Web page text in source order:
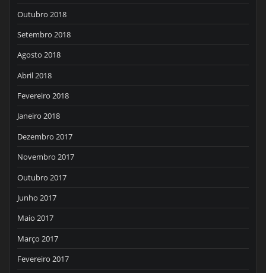
Outubro 2018
Setembro 2018
Agosto 2018
Abril 2018
Fevereiro 2018
Janeiro 2018
Dezembro 2017
Novembro 2017
Outubro 2017
Junho 2017
Maio 2017
Março 2017
Fevereiro 2017